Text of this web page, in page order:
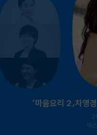
『마음요리 2』차
예